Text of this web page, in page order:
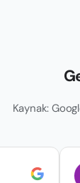
Kaynak: